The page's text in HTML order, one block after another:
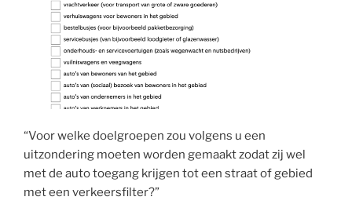
“Voor welke doelgroepen zou volgens u een
uitzondering moeten worden gemaakt zodat zij wel
met de auto toegang krijgen tot een straat of gebied
met een verkeersfilter?”